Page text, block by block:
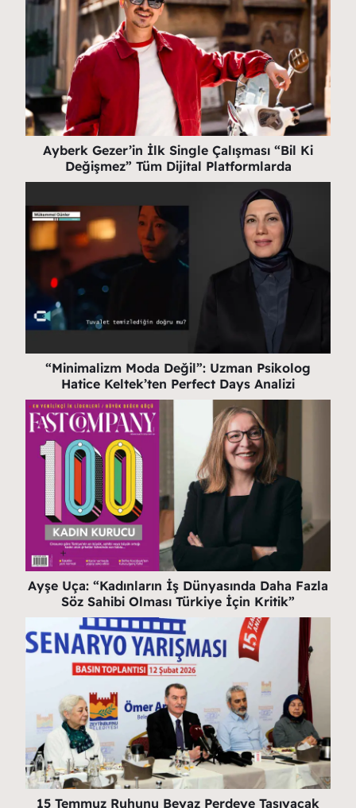
Ayberk Gezer’in İlk Single Çalışması “Bil Ki
Değişmez” Tüm Dijital Platformlarda
“Minimalizm Moda Değil”: Uzman Psikolog
Hatice Keltek’ten Perfect Days Analizi
Ayşe Uça: “Kadınların İş Dünyasında Daha Fazla
Söz Sahibi Olması Türkiye İçin Kritik”
15 Temmuz Ruhunu Beyaz Perdeye Taşıyacak